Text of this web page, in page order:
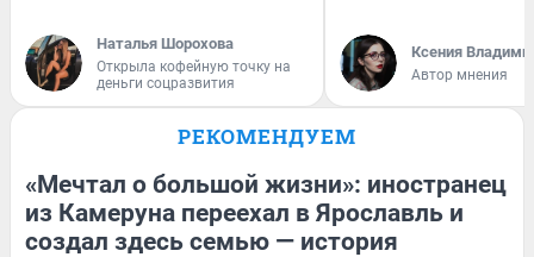
Наталья Шорохова
Открыла кофейную точку на
деньги соцразвития
Ксения
Автор мнения
РЕКОМЕНДУЕМ
«Мечтал о большой жизни»: иностранец
из Камеруна переехал в Ярославль и
создал здесь семью — история